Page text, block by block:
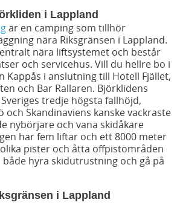
i Lappland
är en camping som tillhör
nära Riksgränsen i Lappland.
nära liftsystemet och består
och servicehus. Vill du hellre bo i
Kappås i anslutning till Hotell Fjället,
och Bar Rallaren. Björklidens
tredje högsta fallhöjd,
och Skandinaviens kanske vackraste
nybörjare och vana skidåkare
har fem liftar och ett 8000 meter
pister och åtta offpistområden
hyra skidutrustning och gå på
i Lappland